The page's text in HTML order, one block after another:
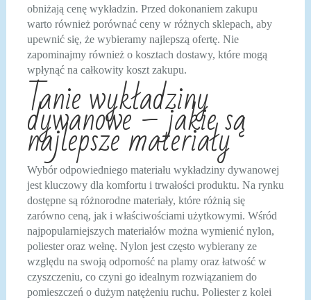
obniżają cenę wykładzin. Przed dokonaniem zakupu
warto również porównać ceny w różnych sklepach, aby
upewnić się, że wybieramy najlepszą ofertę. Nie
zapominajmy również o kosztach dostawy, które mogą
wpłynąć na całkowity koszt zakupu.
Tanie wykładziny
dywanowe – jakie są
najlepsze materiały
Wybór odpowiedniego materiału wykładziny dywanowej
jest kluczowy dla komfortu i trwałości produktu. Na rynku
dostępne są różnorodne materiały, które różnią się
zarówno ceną, jak i właściwościami użytkowymi. Wśród
najpopularniejszych materiałów można wymienić nylon,
poliester oraz wełnę. Nylon jest często wybierany ze
względu na swoją odporność na plamy oraz łatwość w
czyszczeniu, co czyni go idealnym rozwiązaniem do
pomieszczeń o dużym natężeniu ruchu. Poliester z kolei